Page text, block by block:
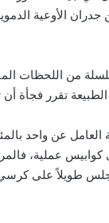
الأوعية
من اللحظات
تقرر فجأة أن
العامل عن واحد
كوابيس عملية،
جلس طويلاً على